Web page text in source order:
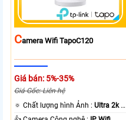
CAmera Wifi TapoC120
Giá bán: 5%-35%
Giá Gốc: Liên hệ
🔅 Chất lượng hình Ảnh :Ultra 2k +
.